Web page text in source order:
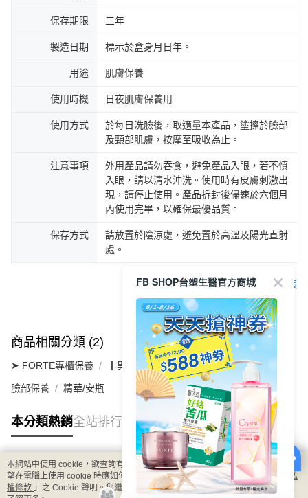
保存期限 三年
製造日期 標示於盒身月日年。
用途 肌膚保養
使用時機 日夜肌膚保養用
使用方式
於每日洗臉後，取適量本產品，塗擦於臉部
及頸部肌膚，按摩至吸收為止。
注意事項
外用產品請勿吞食，避免產品入眼，若不慎
入眼，請以清水沖洗。使用時有皮膚刺激出
現，請停止使用。產品拆封後儘速於六個月
內使用完畢，以確保最優品質。
保存方式
請放置於陰涼處，避免置於高溫及陽光直射
處。
客服
商品相關分類 (2)
➤ FORTE專櫃保養 ┃異黃酮豐潤系列
臉部保養 精華/安瓶
本分類熱銷全站排行
熱門標籤
本網站中使用 cookie，欲查詢有關本網站使用 cookie 方式之詳情，及若您不希
望在電腦上使用 cookie 時應如何變更電腦的 cookie 設定，請參閱本網站「
隱私
權條款 」之 Cookie 聲明。您繼續使用本網站即表示您同意本公司得按本網站使
FB SHOP台塑生醫官方商城